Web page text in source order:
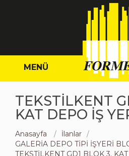
MENÜ
TEKSTİLKENT
KAT DEPO İŞ
Anasayfa
İlanlar
GALERİA DEPO TİPİ İŞYERİ
TEKSTİLKENT GD1 BLOK 3.